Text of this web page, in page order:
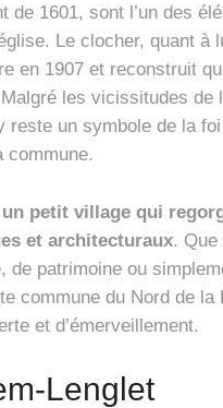
de 1601, sont l’un des
Le clocher, quant à
en 1907 et reconstruit
les vicissitudes de
reste un symbole de la
commune.
petit village qui
et architecturaux. Que
de patrimoine ou
commune du Nord de la
et d’émerveillement.
Lenglet